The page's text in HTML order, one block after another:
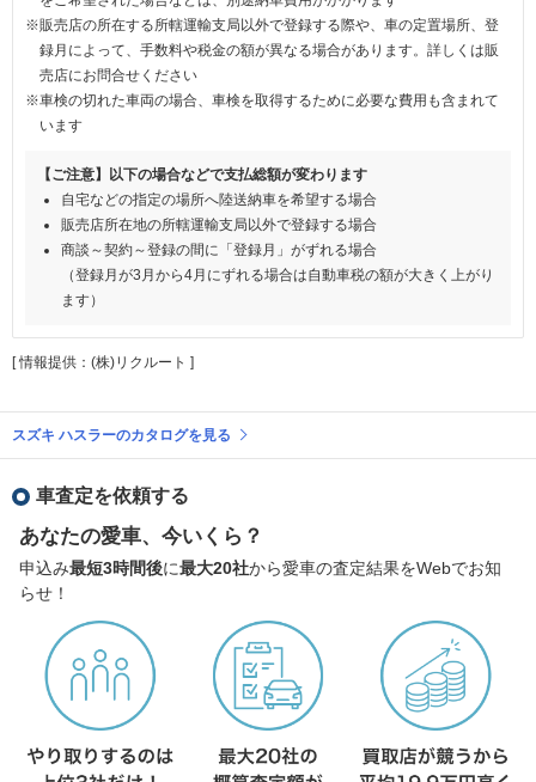
※販売店の所在する所轄運輸支局以外で登録する際や、車の定置場所、登
録月によって、手数料や税金の額が異なる場合があります。詳しくは販
売店にお問合せください
※車検の切れた車両の場合、車検を取得するために必要な費用も含まれて
います
【ご注意】以下の場合などで支払総額が変わります
自宅などの指定の場所へ陸送納車を希望する場合
販売店所在地の所轄運輸支局以外で登録する場合
商談～契約～登録の間に「登録月」がずれる場合
（登録月が3月から4月にずれる場合は自動車税の額が大きく上がり
ます）
[ 情報提供：(株)リクルート ]
スズキ ハスラーのカタログを見る
車査定を依頼する
あなたの愛車、今いくら？
申込み最短3時間後に最大20社から愛車の査定結果をWebでお知
らせ！